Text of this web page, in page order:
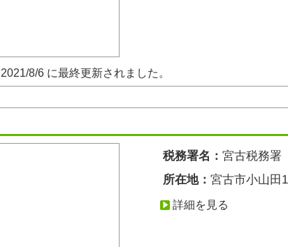
8/6 に最終更新されました。
税務署名： 宮古税務署
所在地： 宮古市小山田
詳細を見る